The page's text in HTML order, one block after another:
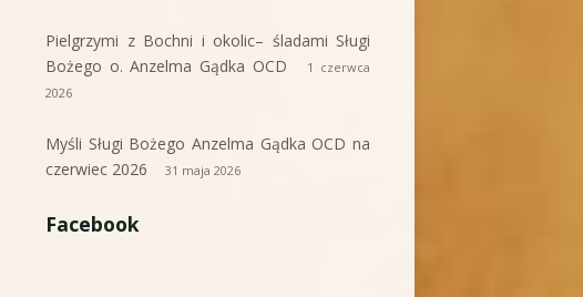
Pielgrzymi z Bochni i okolic– śladami Sługi
Bożego o. Anzelma Gądka OCD
1 czerwca
2026
Myśli Sługi Bożego Anzelma Gądka OCD na
czerwiec 2026
31 maja 2026
Facebook